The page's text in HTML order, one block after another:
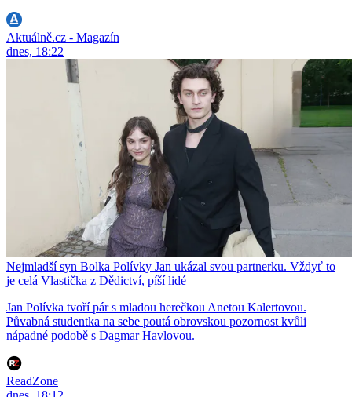
Aktuálně.cz - Magazín
dnes, 18:22
Nejmladší syn Bolka Polívky Jan ukázal svou partnerku. Vždyť to
je celá Vlastička z Dědictví, píší lidé
Jan Polívka tvoří pár s mladou herečkou Anetou Kalertovou.
Půvabná studentka na sebe poutá obrovskou pozornost kvůli
nápadné podobě s Dagmar Havlovou.
ReadZone